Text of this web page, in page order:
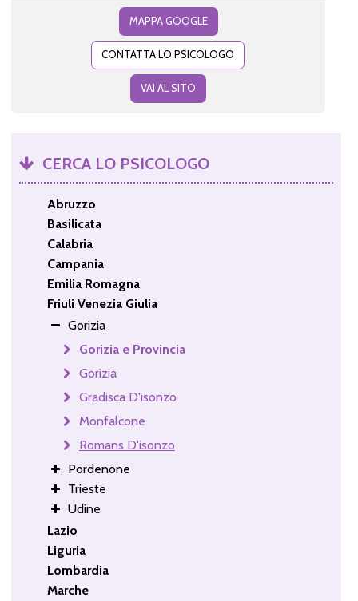
MAPPA GOOGLE
CONTATTA LO PSICOLOGO
VAI AL SITO
CERCA LO PSICOLOGO
Abruzzo
Basilicata
Calabria
Campania
Emilia Romagna
Friuli Venezia Giulia
Gorizia
Gorizia e Provincia
Gorizia
Gradisca D'isonzo
Monfalcone
Romans D'isonzo
Pordenone
Trieste
Udine
Lazio
Liguria
Lombardia
Marche